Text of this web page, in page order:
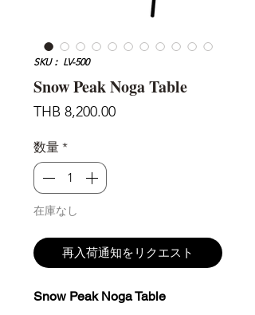
SKU： LV-500
Snow Peak Noga Table
THB 8,200.00価
数量 *
在庫なし
再入荷通知をリクエスト
Snow Peak Noga Table